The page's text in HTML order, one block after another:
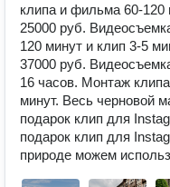
клипа и фильма 60-120
25000 руб.
120 минут и клип 3-5
37000 руб.
16 часов. Монтаж
минут. Весь черновой
подарок клип для
подарок клип для
природе можем